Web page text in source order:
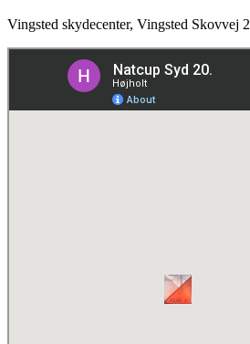
Vingsted skydecenter, Vingsted Skovvej 2